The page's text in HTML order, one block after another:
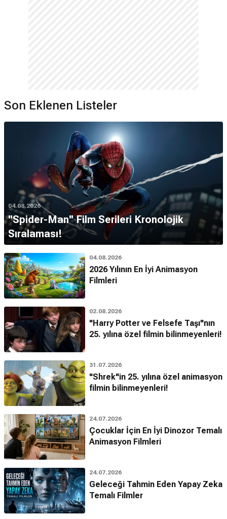
Son Eklenen Listeler
04.08.2026
''Spider-Man'' Film Serileri Kronolojik
Sıralaması!
04.08.2026
2026 Yılının En İyi Animasyon
Filmleri
02.08.2026
"Harry Potter ve Felsefe Taşı"nın
25. yılına özel filmin bilinmeyenleri!
31.07.2026
"Shrek"in 25. yılına özel animasyon
filmin bilinmeyenleri!
24.07.2026
Çocuklar İçin En İyi Dinozor Temalı
Animasyon Filmleri
24.07.2026
Geleceği Tahmin Eden Yapay Zeka
Temalı Filmler